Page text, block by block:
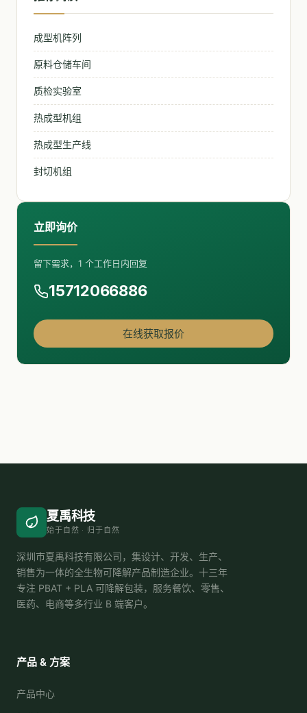
成型机阵列
原料仓储车间
质检实验室
热成型机组
热成型生产线
封切机组
立即询价
留下需求，1 个工作日内回复
15712066886
在线获取报价
夏禹科技
始于自然 · 归于自然
深圳市夏禹科技有限公司，集设计、开发、生产、
销售为一体的全生物可降解产品制造企业。十三年
专注 PBAT + PLA 可降解包装，服务餐饮、零售、
医药、电商等多行业 B 端客户。
产品 & 方案
产品中心